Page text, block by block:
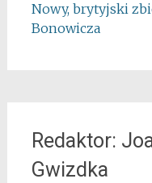
Nowy, brytyjski
Bonowicza
Redaktor:
Gwizdka